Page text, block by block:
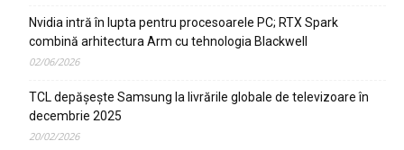
Nvidia intră în lupta pentru procesoarele PC; RTX Spark
combină arhitectura Arm cu tehnologia Blackwell
02/06/2026
TCL depășește Samsung la livrările globale de televizoare în
decembrie 2025
20/02/2026